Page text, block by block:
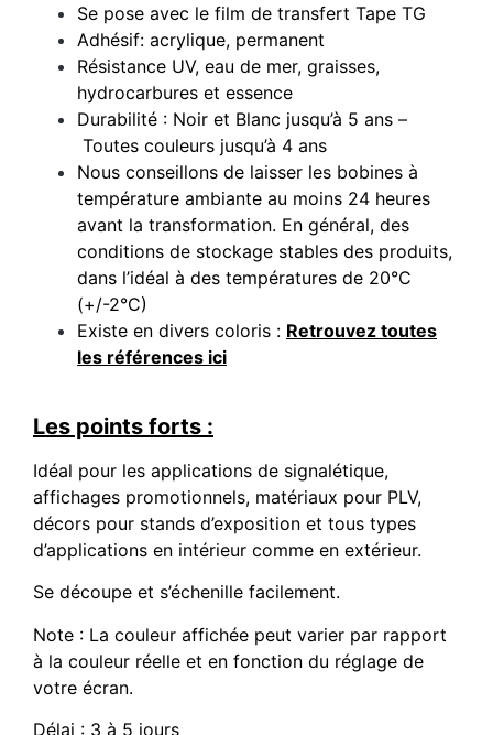
Se pose avec le film de transfert Tape TG
Adhésif: acrylique, permanent
Résistance UV, eau de mer, graisses,
hydrocarbures et essence
Durabilité : Noir et Blanc jusqu’à 5 ans –
Toutes couleurs jusqu’à 4 ans
Nous conseillons de laisser les bobines à
température ambiante au moins 24 heures
avant la transformation. En général, des
conditions de stockage stables des produits,
dans l’idéal à des températures de 20°C
(+/-2°C)
Existe en divers coloris : Retrouvez toutes
les références ici
Les points forts :
Idéal pour les applications de signalétique,
affichages promotionnels, matériaux pour PLV,
décors pour stands d’exposition et tous types
d’applications en intérieur comme en extérieur.
Se découpe et s’échenille facilement.
Note : La couleur affichée peut varier par rapport
à la couleur réelle et en fonction du réglage de
votre écran.
Délai : 3 à 5 jours